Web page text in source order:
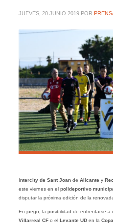
JUEVES, 20 JUNIO 2019 POR
Intercity de Sant Joan de Alicantey
este viernes en el polideportivo
disputar la próxima edición de la
En juego, la posibilidad de enfrentarse a
Villarreal CFo el Levante UDen la